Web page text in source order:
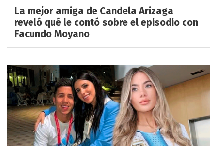
La mejor amiga de Candela Arizaga
reveló qué le contó sobre el episodio con
Facundo Moyano